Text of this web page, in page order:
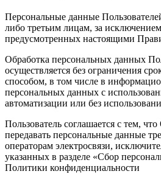
Персональные данные
либо третьим лицам, за
предусмотренных настоящими
Обработка персональных данных
осуществляется без ограничения
способом, в том числе в
персональных данных с
автоматизации или без
Пользователь соглашается с тем,
передавать персональные данные
операторам электросвязи,
указанных в разделе «Сбор
Политики конфиденциальности